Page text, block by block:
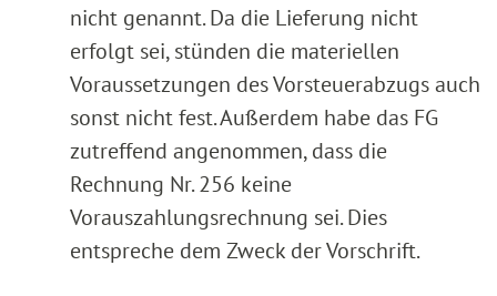
nicht genannt. Da die Lieferung nicht
erfolgt sei, stünden die materiellen
Voraussetzungen des Vorsteuerabzugs auch
sonst nicht fest. Außerdem habe das FG
zutreffend angenommen, dass die
Rechnung Nr. 256 keine
Vorauszahlungsrechnung sei. Dies
entspreche dem Zweck der Vorschrift.